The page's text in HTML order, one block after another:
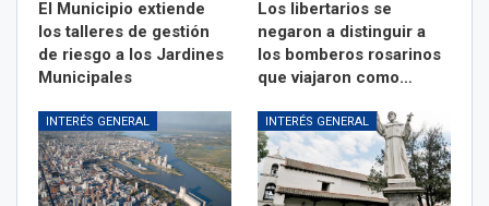
El Municipio extiende
los talleres de gestión
de riesgo a los Jardines
Municipales
Los libertarios se
negaron a distinguir a
los bomberos rosarinos
que viajaron como…
INTERÉS GENERAL INTERÉS GENERAL